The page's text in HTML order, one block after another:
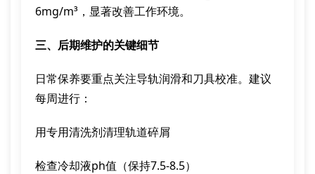
6mg/m³，显著改善工作环境。
三、后期维护的关键细节
日常保养要重点关注导轨润滑和刀具校准。建议
每周进行：
用专用清洗剂清理轨道碎屑
检查冷却液ph值（保持7.5-8.5）